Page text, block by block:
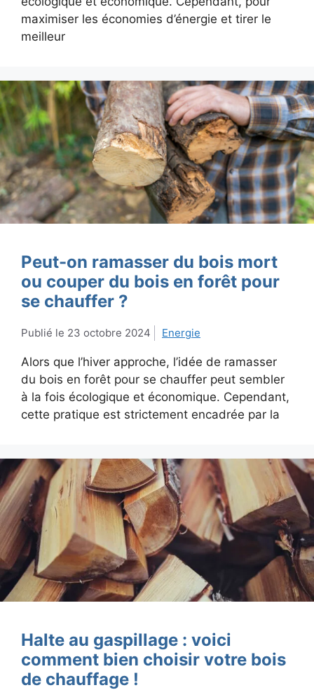
maximiser les économies d’énergie et tirer le
meilleur
Peut-on ramasser du bois mort
ou couper du bois en forêt pour
se chauffer ?
23 octobre 2024 Energie
Alors que l’hiver approche, l’idée de ramasser
du bois en forêt pour se chauffer peut sembler
à la fois écologique et économique. Cependant,
cette pratique est strictement encadrée par la
Halte au gaspillage : voici
comment bien choisir votre bois
de chauffage !